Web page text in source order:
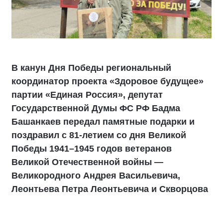
В канун Дня Победы региональный
координатор проекта «Здоровое будущее»
партии «Единая Россия», депутат
Государственной Думы ФС РФ Бадма
Башанкаев передал памятные подарки и
поздравил с 81‑летием со дня Великой
Победы 1941–1945 годов ветеранов
Великой Отечественной войны —
Великородного Андрея Васильевича,
Леонтьева Петра Леонтьевича и Скворцова